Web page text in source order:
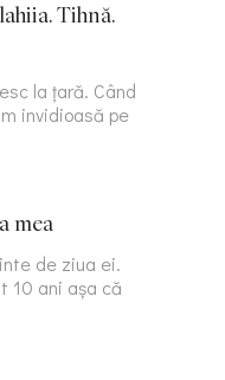
Tihnă.
la țară. Când
invidioasă pe
mea
de ziua ei.
10 ani așa că